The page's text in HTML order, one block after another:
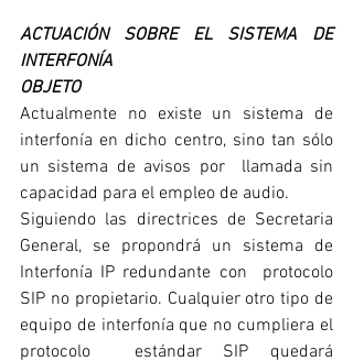
ACTUACIÓN SOBRE EL SISTEMA DE
INTERFONÍA
OBJETO
Actualmente no existe un sistema de
interfonía en dicho centro, sino tan sólo
un sistema de avisos por  llamada sin
capacidad para el empleo de audio.
Siguiendo las directrices de Secretaria
General, se propondrá un sistema de
Interfonía IP redundante con  protocolo
SIP no propietario. Cualquier otro tipo de
equipo de interfonía que no cumpliera el
protocolo  estándar SIP quedará